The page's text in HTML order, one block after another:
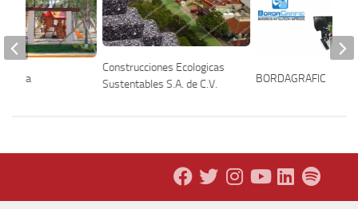
Construcciones Ecologicas
Sustentables S.A. de C.V.
BORDAGRAFIC